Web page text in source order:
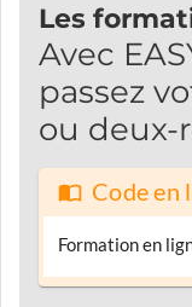
Les
Avec
passez
ou deux-
Code en
Formation en